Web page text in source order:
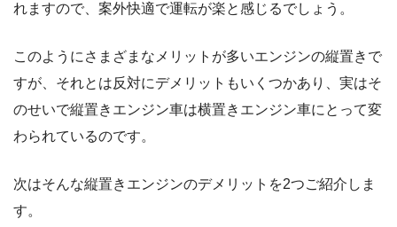
れますので、案外快適で運転が楽と感じるでしょう。
このようにさまざまなメリットが多いエンジンの縦置きで
すが、それとは反対にデメリットもいくつかあり、実はそ
のせいで縦置きエンジン車は横置きエンジン車にとって変
わられているのです。
次はそんな縦置きエンジンのデメリットを2つご紹介しま
す。